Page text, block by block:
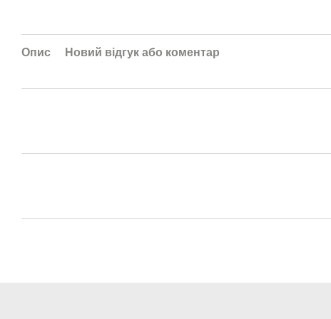
Опис Новий відгук або коментар